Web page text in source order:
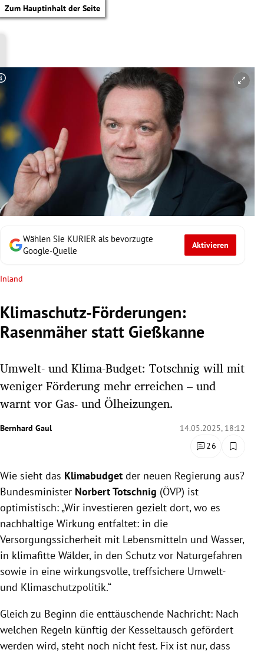
Zum Hauptinhalt der Seite
Untermenü
Untermenü
Untermenü
Untermenü
Untermenü
Untermenü
Untermenü
Untermenü
Wählen Sie KURIER als bevorzugte
Google-Quelle
Aktivieren
Inland
Klimaschutz-Förderungen:
Rasenmäher statt Gießkanne
Umwelt- und Klima-Budget: Totschnig will mit
weniger Förderung mehr erreichen – und
warnt vor Gas- und Ölheizungen.
Bernhard Gaul
14.05.2025, 18:12
26
Copyright-Hinweis öffnen/schließen
Wie sieht das Klimabudget der neuen Regierung aus?
Bundesminister Norbert Totschnig (ÖVP) ist
optimistisch: „Wir investieren gezielt dort, wo es
nachhaltige Wirkung entfaltet: in die
Versorgungssicherheit mit Lebensmitteln und Wasser,
in klimafitte Wälder, in den Schutz vor Naturgefahren
sowie in eine wirkungsvolle, treffsichere Umwelt-
und Klimaschutzpolitik.“
Gleich zu Beginn die enttäuschende Nachricht: Nach
welchen Regeln künftig der Kesseltausch gefördert
werden wird, steht noch nicht fest. Fix ist nur, dass